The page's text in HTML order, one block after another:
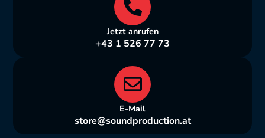
Jetzt anrufen
+43 1 526 77 73
E-Mail
store@soundproduction.at